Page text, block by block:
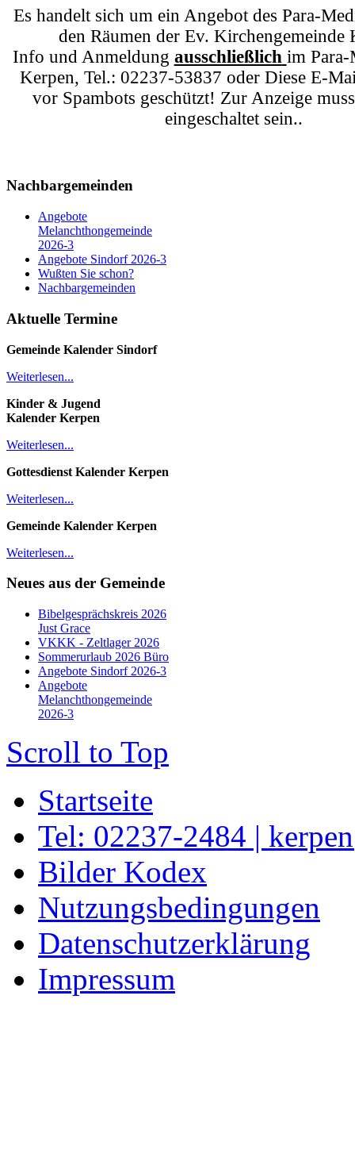
Es handelt sich um ein Angebot des Para-
den Räumen der Ev. Kirchengemeinde
Info und Anmeldung ausschließlich im
Kerpen, Tel.: 02237-53837 oder Diese E-
vor Spambots geschützt! Zur Anzeige
eingeschaltet sein..
Nachbargemeinden
Angebote
Melanchthongemeinde
2026-3
Angebote Sindorf 2026-3
Wußten Sie schon?
Nachbargemeinden
Aktuelle Termine
Gemeinde Kalender Sindorf
Weiterlesen...
Kinder & Jugend
Kalender Kerpen
Weiterlesen...
Gottesdienst Kalender Kerpen
Weiterlesen...
Gemeinde Kalender Kerpen
Weiterlesen...
Neues aus der Gemeinde
Bibelgesprächskreis 2026
Just Grace
VKKK - Zeltlager 2026
Sommerurlaub 2026 Büro
Angebote Sindorf 2026-3
Angebote
Melanchthongemeinde
2026-3
Scroll to Top
Startseite
Tel: 02237-2484 |
Bilder Kodex
Nutzungsbedingungen
Datenschutzerklärung
Impressum